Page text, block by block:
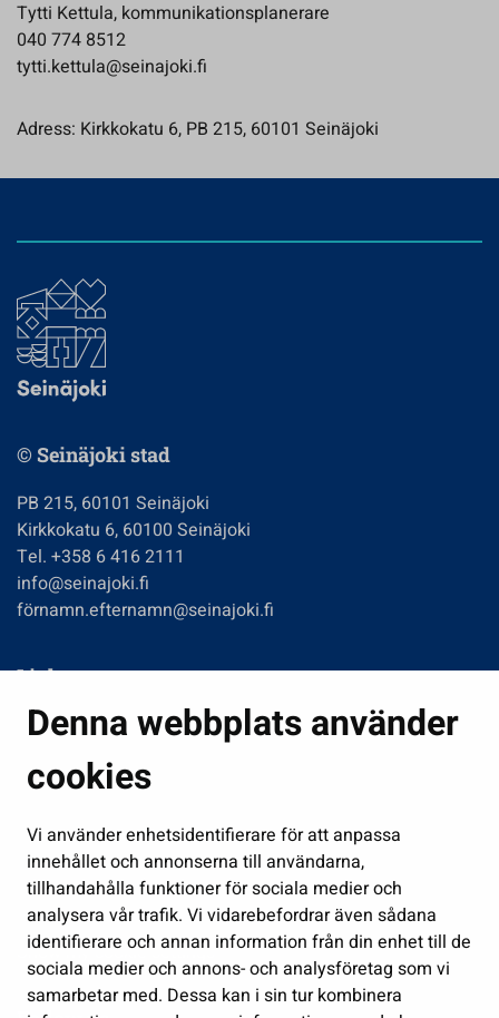
Denna webbplats använder
cookies
Vi använder enhetsidentifierare för att anpassa
innehållet och annonserna till användarna,
tillhandahålla funktioner för sociala medier och
analysera vår trafik. Vi vidarebefordrar även sådana
identifierare och annan information från din enhet till de
sociala medier och annons- och analysföretag som vi
samarbetar med. Dessa kan i sin tur kombinera
Tytti Kettula, kommunikationsplanerare
040 774 8512
tytti.kettula@seinajoki.fi
Adress: Kirkkokatu 6, PB 215, 60101 Seinäjoki
© Seinäjoki stad
PB 215, 60101 Seinäjoki
Kirkkokatu 6, 60100 Seinäjoki
Tel. +358 6 416 2111
info@seinajoki.fi
förnamn.efternamn@seinajoki.fi
Links
Boende och miljö
Fostran och utbildning
Förvaltning
Jobb och företagsamhet
Delta och sköt ärenden
Show my cookie settings